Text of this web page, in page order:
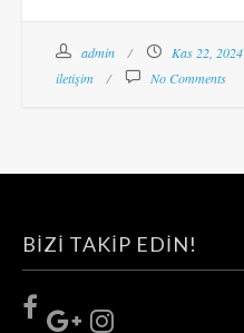
admin Kas 22, 2024
iletişim
No Comments
BIZI TAKIP EDIN!